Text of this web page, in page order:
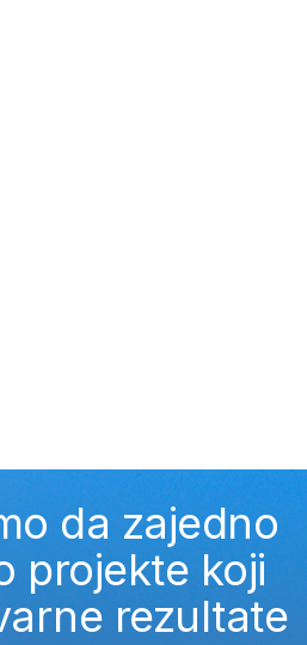
da zajedno
projekte koji
rezultate